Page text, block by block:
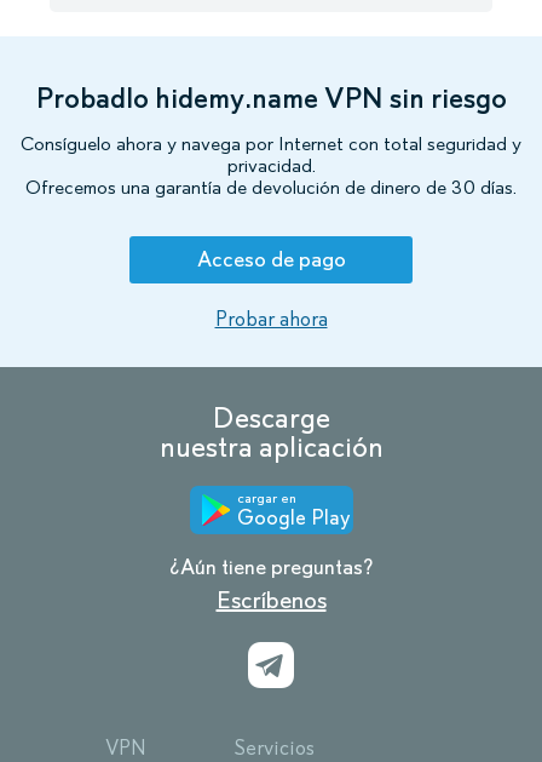
Probadlo hidemy.name VPN sin riesgo
Consíguelo ahora y navega por Internet con total seguridad y
privacidad.
Ofrecemos una garantía de devolución de dinero de 30 días.
Acceso de pago
Probar ahora
Descarge
nuestra aplicación
cargar en
Google Play
¿Aún tiene preguntas?
Escríbenos
VPN
Servicios